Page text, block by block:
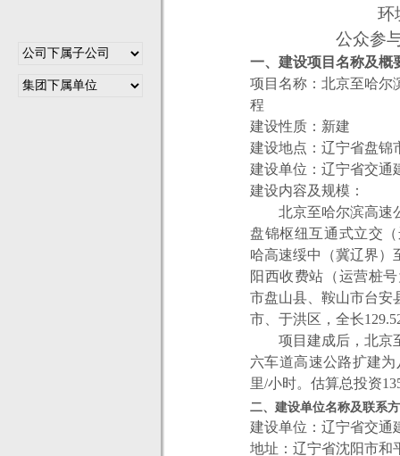
环
公众参
一、建设项目名称及概
项目名称：北京至哈尔
程
建设性质：新建
建设地点：辽宁省盘锦
建设单位：辽宁省交通
建设内容及规模：
北京至哈尔滨高速
盘锦枢纽互通式立交
哈高速绥中（冀辽界）
阳西收费站（运营桩
市盘山县、鞍山市台安
市、于洪区，全长
项目建成后，北京
六车道高速公路扩建
里/小时。估算总投资
二、建设单位名称及联系
建设单位： 辽宁省交通
地址： 辽宁省沈阳市和